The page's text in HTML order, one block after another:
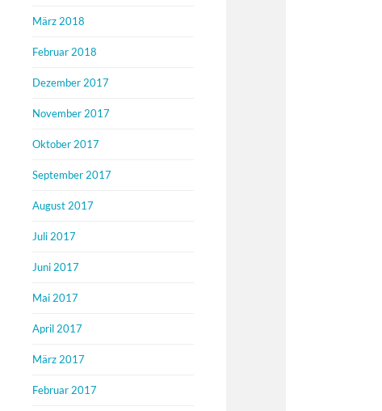
März 2018
Februar 2018
Dezember 2017
November 2017
Oktober 2017
September 2017
August 2017
Juli 2017
Juni 2017
Mai 2017
April 2017
März 2017
Februar 2017